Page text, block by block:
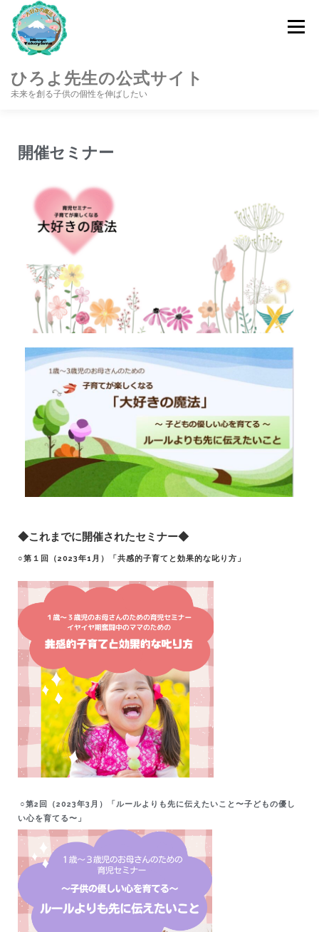
ひろよ先生の公式サイト
未来を創る子供の個性を伸ばしたい
メニュー
開催セミナー
開催セミナー
◆これまでに開催されたセミナー◆
○第１回（2023年1月）「共感的子育てと効果的な叱り方」
○第2回（2023年3月）「ルールよりも先に伝えたいこと〜子どもの優し
い心を育てる〜」